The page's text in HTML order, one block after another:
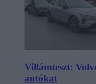
Villámteszt:
autókat